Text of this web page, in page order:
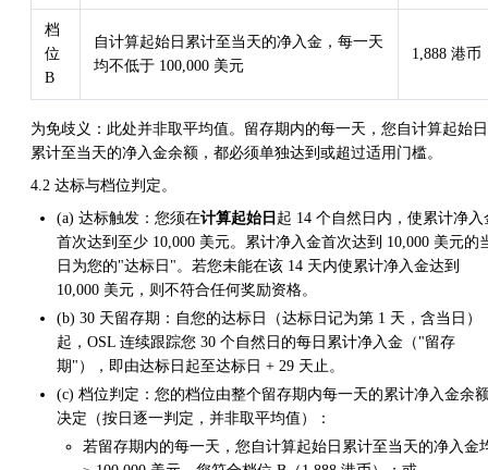
档
位
B
自计算起始日累计至当天的净入金，每一天
均不低于 100,000 美元
1,888 港币
为免歧义：此处并非取平均值。留存期内的每一天，您自计算起始日
累计至当天的净入金余额，都必须单独达到或超过适用门槛。
4.2 达标与档位判定。
(a) 达标触发：您须在计算起始日 起 14 个自然日内，使累计净入
首次达到至少 10,000 美元。累计净入金首次达到 10,000 美元的
日为您的"达标日"。若您未能在该 14 天内使累计净入金达到
10,000 美元，则不符合任何奖励资格。
(b) 30 天留存期：自您的达标日（达标日记为第 1 天，含当日）
起，OSL 连续跟踪您 30 个自然日的每日累计净入金（"留存
期"），即由达标日起至达标日 + 29 天止。
(c) 档位判定：您的档位由整个留存期内每一天的累计净入金余
决定（按日逐一判定，并非取平均值）：
若留存期内的每一天，您自计算起始日累计至当天的净入金